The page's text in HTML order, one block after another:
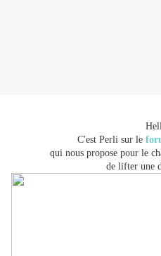
C'est Perli sur le
qui nous propose pour le
de lifter une